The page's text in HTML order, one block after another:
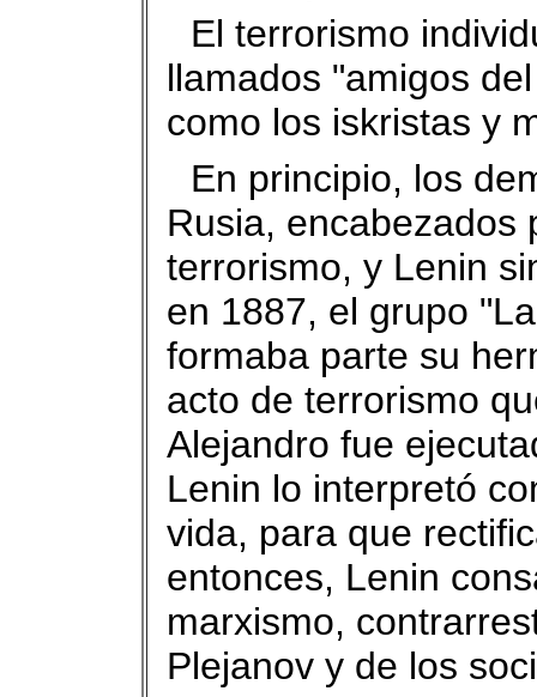
El terrorismo
llamados "amigos
como los iskristas y
En principio, los
Rusia, encabezados
terrorismo, y Lenin
en 1887, el grupo
formaba parte su
acto de terrorismo
Alejandro fue
Lenin lo interpretó
vida, para que
entonces, Lenin
marxismo,
Plejanov y de los